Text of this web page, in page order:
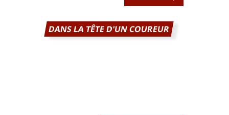
DANS LA TÊTE D'UN COUREUR